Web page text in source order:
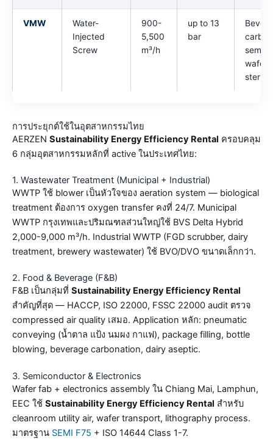
VMW
Water-
Injected
Screw
900-
5,500
m³/h
up to 13
bar
wafer
sterile
การประยุกต์ใช้ในอุตสาหกรรมไทย
AERZEN Sustainability Energy Efficiency Rental ครอบคลุม
6 กลุ่มอุตสาหกรรมหลักที่ active ในประเทศไทย:
1. Wastewater Treatment (Municipal + Industrial)
WWTP ใช้ blower เป็นหัวใจของ aeration system — biological
treatment ต้องการ oxygen transfer คงที่ 24/7. Municipal
WWTP กรุงเทพและปริมณฑลส่วนใหญ่ใช้ BVS Delta Hybrid
2,000-9,000 m³/h. Industrial WWTP (FGD scrubber, dairy
treatment, brewery wastewater) ใช้ BVO/DVO ขนาดเล็กกว่า.
2. Food & Beverage (F&B)
F&B เป็นกลุ่มที่ Sustainability Energy Efficiency Rental
สำคัญที่สุด — HACCP, ISO 22000, FSSC 22000 audit ตรวจ
compressed air quality เสมอ. Application หลัก: pneumatic
conveying (น้ำตาล แป้ง นมผง กาแฟ), package filling, bottle
blowing, beverage carbonation, dairy aseptic.
3. Semiconductor & Electronics
Wafer fab + electronics assembly ใน Chiang Mai, Lamphun,
EEC ใช้ Sustainability Energy Efficiency Rental สำหรับ
cleanroom utility air, wafer transport, lithography process.
มาตรฐาน SEMI F75 + ISO 14644 Class 1-7.